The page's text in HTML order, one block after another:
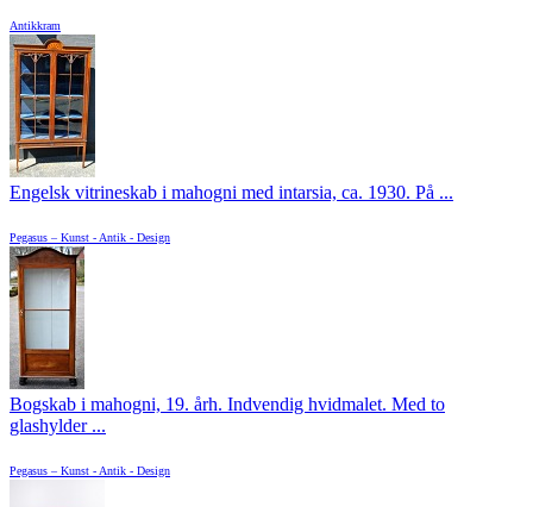
Antikkram
Engelsk vitrineskab i mahogni med intarsia, ca. 1930. På ...
Pegasus – Kunst - Antik - Design
Bogskab i mahogni, 19. årh. Indvendig hvidmalet. Med to
glashylder ...
Pegasus – Kunst - Antik - Design